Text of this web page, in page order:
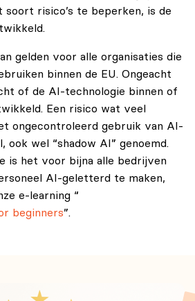
soort risico’s te beperken, is de
gelden voor alle organisaties die
binnen de EU. Ongeacht
of de AI-technologie binnen of
Een risico wat veel
ongecontroleerd gebruik van AI-
ook wel “shadow AI” genoemd.
is het voor bijna alle bedrijven
AI-geletterd te maken,
e-learning “
beginners”.